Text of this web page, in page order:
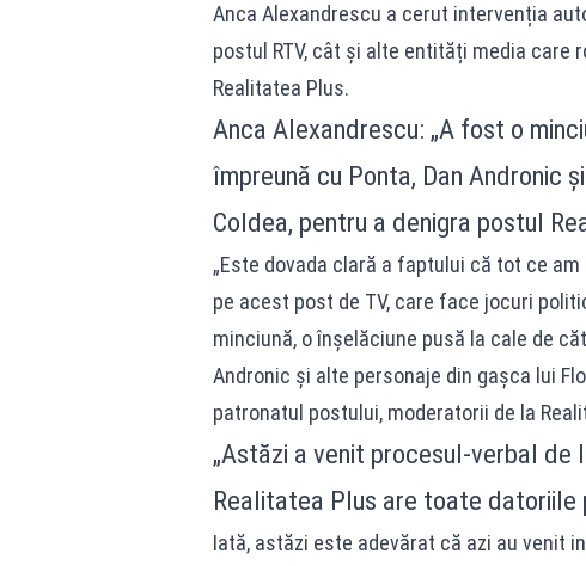
Anca Alexandrescu a cerut intervenția
postul RTV, cât și alte entități media
Realitatea Plus.
Anca Alexandrescu: „A fost o
împreună cu Ponta, Dan Andronic
Coldea, pentru a denigra postul
„Este dovada clară a faptului că tot ce
pe acest post de TV, care face jocuri
minciună, o înșelăciune pusă la cale de
Andronic și alte personaje din gașca lui
patronatul postului, moderatorii de la
„Astăzi a venit procesul-verbal
Realitatea Plus are toate datoriile
Iată, astăzi este adevărat că azi au venit